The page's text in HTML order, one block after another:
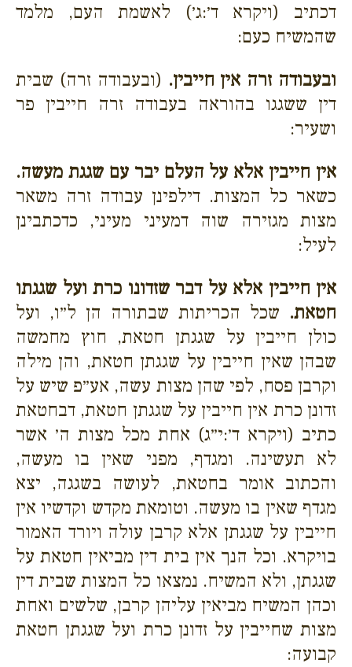
דכתיב (ויקרא ד׳:ג׳) לאשמת העם, מלמד
שהמשיח כעם:
ובעבודה זרה אין חייבין. (ובעבודה זרה) שבית
דין ששגגו בהוראה בעבודה זרה חייבין פר
ושעיר:
אין חייבין אלא על העלם יבר עם שגגת מעשה.
כשאר כל המצות. דילפינן עבודה זרה משאר
מצות מגזירה שוה דמעיני מעיני, כדכתבינן
לעיל:
אין חייבין אלא על דבר שזדונו כרת ועל שגגתו
חטאת. שכל הכריתות שבתורה הן ל״ו, ועל
כולן חייבין על שגגתן חטאת, חוץ מחמשה
שבהן שאין חייבין על שגגתן חטאת, והן מילה
וקרבן פסח, לפי שהן מצות עשה, אע״פ שיש על
זדונן כרת אין חייבין על שגגתן חטאת, דבחטאת
כתיב (ויקרא ד׳:י״ג) אחת מכל מצות ה׳ אשר
לא תעשינה. ומגדף, מפני שאין בו מעשה,
והכתוב אומר בחטאת, לעושה בשגגה, יצא
מגדף שאין בו מעשה. וטומאת מקדש וקדשיו אין
חייבין על שגגתן אלא קרבן עולה ויורד האמור
בויקרא. וכל הנך אין בית דין מביאין חטאת על
שגגתן, ולא המשיח. נמצאו כל המצות שבית דין
וכהן המשיח מביאין עליהן קרבן, שלשים ואחת
מצות שחייבין על זדונן כרת ועל שגגתן חטאת
קבועה: